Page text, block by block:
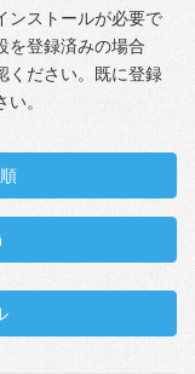
ンストールが必要で
を登録済みの場合
ください。既に登録
。